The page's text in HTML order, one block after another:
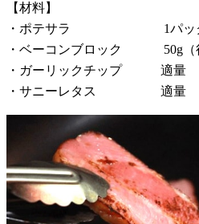
【材料】
・ポテサラ 1パック（
・ベーコンブロック 50g（役
・ガーリックチップ 適量
・サニーレタス 適量